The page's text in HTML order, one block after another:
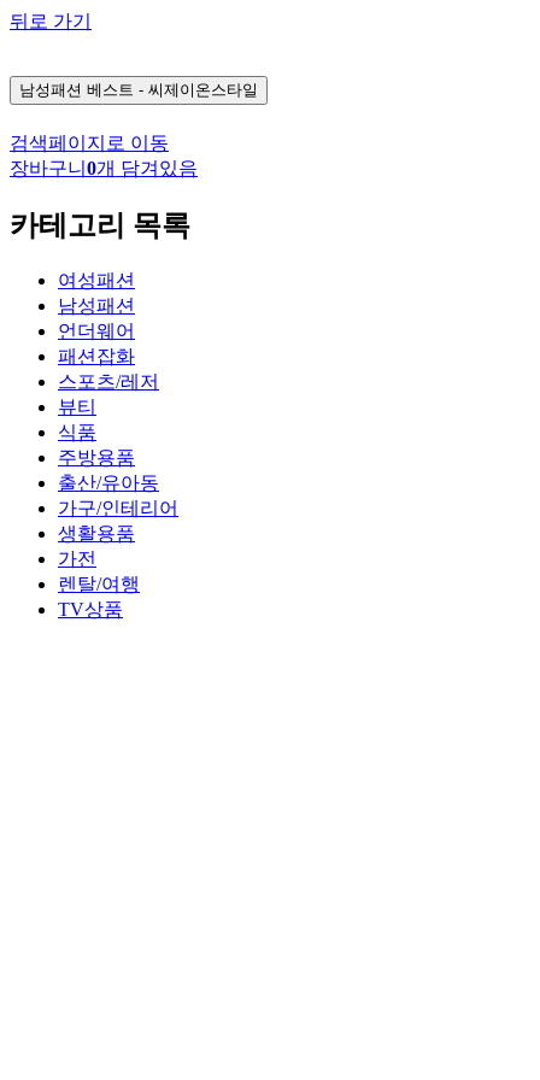
뒤로 가기
남성패션 베스트 - 씨제이온스타일
검색페이지로 이동
장바구니 0개 담겨있음
카테고리 목록
여성패션
남성패션
언더웨어
패션잡화
스포츠/레저
뷰티
식품
주방용품
출산/유아동
가구/인테리어
생활용품
가전
렌탈/여행
TV상품